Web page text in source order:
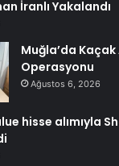
İranlı Yakalandı
Muğla’da Kaçak
Operasyonu
Ağustos 6, 2026
hisse alımıyla